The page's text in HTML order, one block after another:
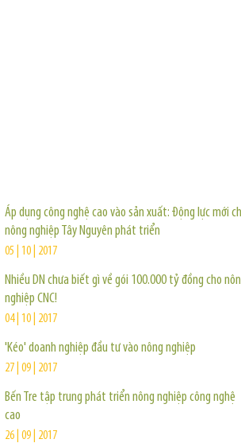
Áp dụng công nghệ cao vào sản xuất: Động lực mới
nông nghiệp Tây Nguyên phát triển
05 | 10 | 2017
Nhiều DN chưa biết gì về gói 100.000 tỷ đồng cho
nghiệp CNC!
04 | 10 | 2017
'Kéo' doanh nghiệp đầu tư vào nông nghiệp
27 | 09 | 2017
Bến Tre tập trung phát triển nông nghiệp công nghệ
cao
26 | 09 | 2017